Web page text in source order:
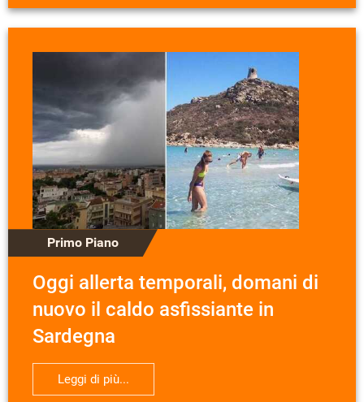
Primo Piano
Oggi allerta temporali, domani di
nuovo il caldo asfissiante in
Sardegna
Leggi di più...